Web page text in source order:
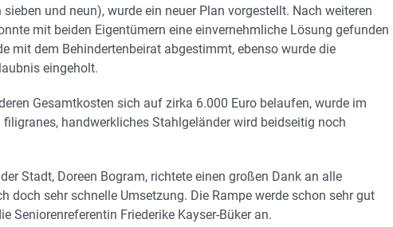
und neun), wurde ein neuer Plan vorgestellt. Nach weiteren
mit beiden Eigentümern eine einvernehmliche Lösung gefunden
mit dem Behindertenbeirat abgestimmt, ebenso wurde die
eingeholt.
Gesamtkosten sich auf zirka 6.000 Euro belaufen, wurde im
handwerkliches Stahlgeländer wird beidseitig noch
Stadt, Doreen Bogram, richtete einen großen Dank an alle
doch sehr schnelle Umsetzung. Die Rampe werde schon sehr gut
Seniorenreferentin Friederike Kayser-Büker an.